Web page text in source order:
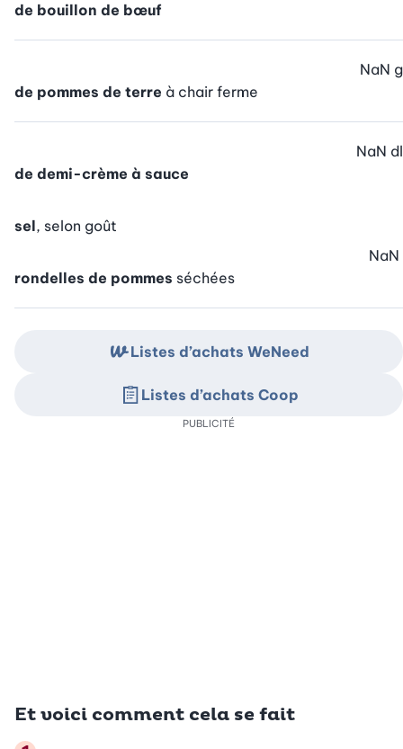
de bouillon de bœuf
de pommes de terre à chair ferme
NaN g
de demi-crème à sauce
NaN dl
sel, selon goût
rondelles de pommes séchées
NaN
Et voici comment cela se fait
Listes d’achats WeNeed
Listes d’achats Coop
PUBLICITÉ